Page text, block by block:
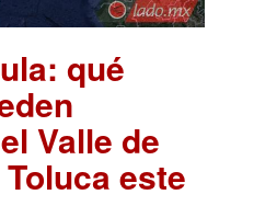
qué
Valle de
este